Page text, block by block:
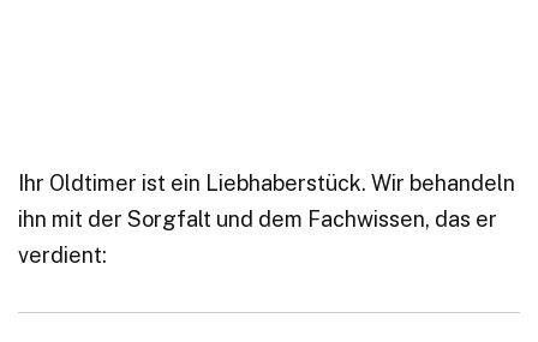
Ihr Oldtimer ist ein Liebhaberstück. Wir behandeln
ihn mit der Sorgfalt und dem Fachwissen, das er
verdient: